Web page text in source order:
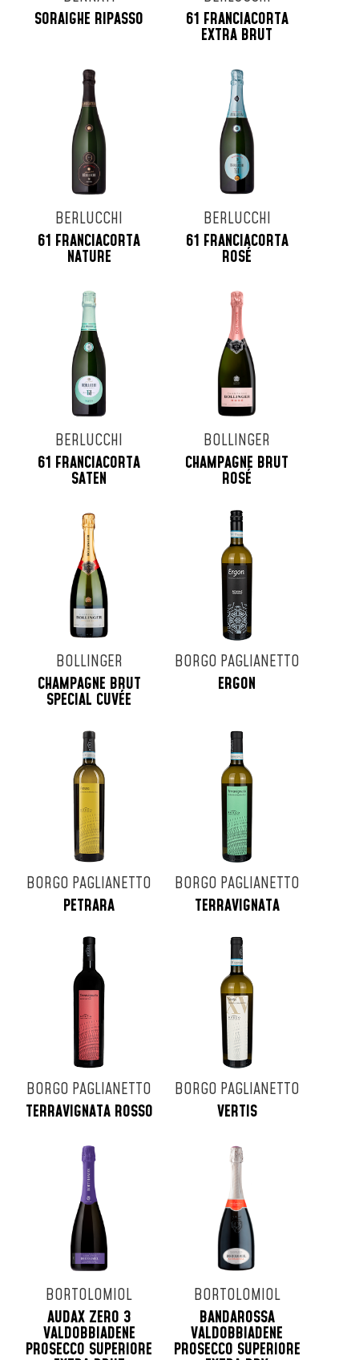
SORAIGHE RIPASSO
61 FRANCIACORTA
EXTRA BRUT
BERLUCCHI
61 FRANCIACORTA
NATURE
BERLUCCHI
61 FRANCIACORTA
ROSÉ
BERLUCCHI
61 FRANCIACORTA
SATEN
BOLLINGER
CHAMPAGNE BRUT
ROSÉ
BOLLINGER
CHAMPAGNE BRUT
SPECIAL CUVÉE
BORGO PAGLIANETTO
ERGON
BORGO PAGLIANETTO
PETRARA
BORGO PAGLIANETTO
TERRAVIGNATA
BORGO PAGLIANETTO
TERRAVIGNATA ROSSO
BORGO PAGLIANETTO
VERTIS
BORTOLOMIOL
AUDAX ZERO 3
VALDOBBIADENE
PROSECCO SUPERIORE
BORTOLOMIOL
BANDAROSSA
VALDOBBIADENE
PROSECCO SUPERIORE